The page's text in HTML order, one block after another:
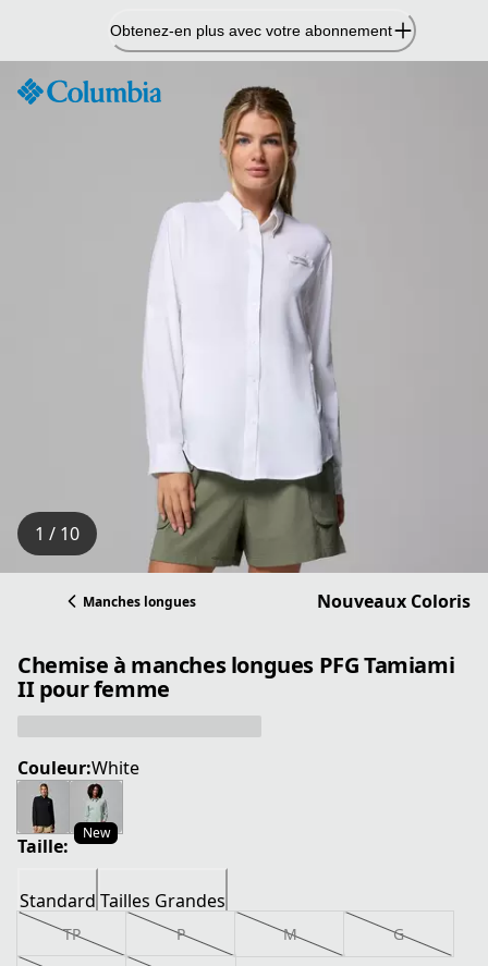
contenu
Obtenez-en plus avec votre abonnement
1 / 10
Manches longues Nouveaux Coloris
Chemise à manches longues PFG Tamiami
II pour femme
Couleur:White
New
Taille:
Standard Tailles Grandes
TP P M G